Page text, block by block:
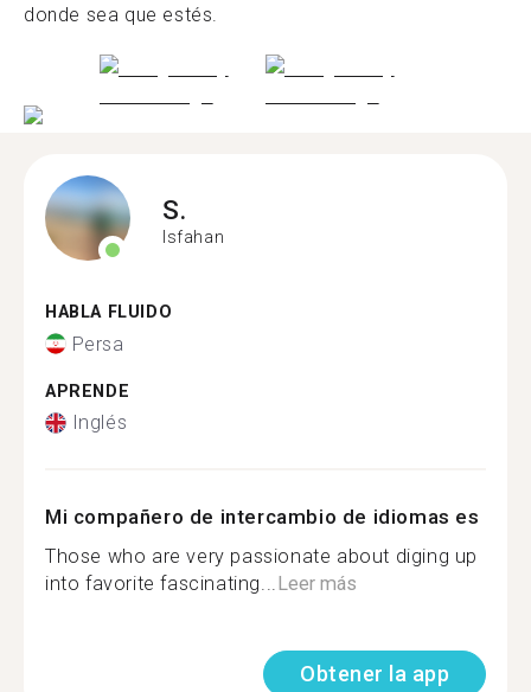
donde sea que estés.
S.
Isfahan
HABLA FLUIDO
Persa
APRENDE
Inglés
Mi compañero de intercambio de idiomas es
Those who are very passionate about diging up
into favorite fascinating...Leer más
Obtener la app